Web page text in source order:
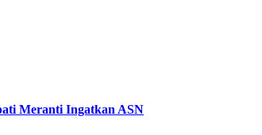
Meranti Ingatkan ASN